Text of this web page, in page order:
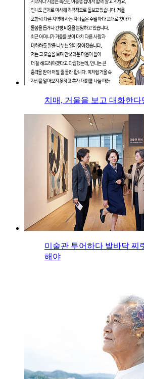
치매, 거울을 보고 대화한다
미술관 투어하다 발바닥 찌
해야